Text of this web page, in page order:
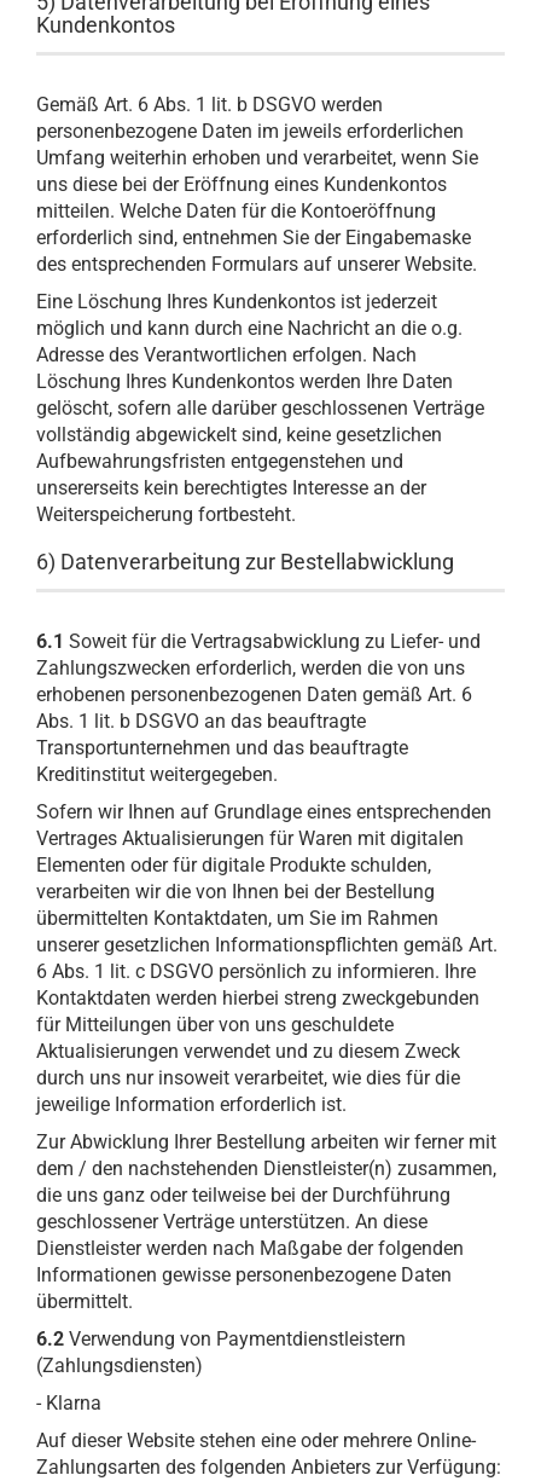
Kundenkontos
Gemäß Art. 6 Abs. 1 lit. b DSGVO werden
personenbezogene Daten im jeweils erforderlichen
Umfang weiterhin erhoben und verarbeitet, wenn Sie
uns diese bei der Eröffnung eines Kundenkontos
mitteilen. Welche Daten für die Kontoeröffnung
erforderlich sind, entnehmen Sie der Eingabemaske
des entsprechenden Formulars auf unserer Website.
Eine Löschung Ihres Kundenkontos ist jederzeit
möglich und kann durch eine Nachricht an die o.g.
Adresse des Verantwortlichen erfolgen. Nach
Löschung Ihres Kundenkontos werden Ihre Daten
gelöscht, sofern alle darüber geschlossenen Verträge
vollständig abgewickelt sind, keine gesetzlichen
Aufbewahrungsfristen entgegenstehen und
unsererseits kein berechtigtes Interesse an der
Weiterspeicherung fortbesteht.
6) Datenverarbeitung zur Bestellabwicklung
6.1 Soweit für die Vertragsabwicklung zu Liefer- und
Zahlungszwecken erforderlich, werden die von uns
erhobenen personenbezogenen Daten gemäß Art. 6
Abs. 1 lit. b DSGVO an das beauftragte
Transportunternehmen und das beauftragte
Kreditinstitut weitergegeben.
Sofern wir Ihnen auf Grundlage eines entsprechenden
Vertrages Aktualisierungen für Waren mit digitalen
Elementen oder für digitale Produkte schulden,
verarbeiten wir die von Ihnen bei der Bestellung
übermittelten Kontaktdaten, um Sie im Rahmen
unserer gesetzlichen Informationspflichten gemäß Art.
6 Abs. 1 lit. c DSGVO persönlich zu informieren. Ihre
Kontaktdaten werden hierbei streng zweckgebunden
für Mitteilungen über von uns geschuldete
Aktualisierungen verwendet und zu diesem Zweck
durch uns nur insoweit verarbeitet, wie dies für die
jeweilige Information erforderlich ist.
Zur Abwicklung Ihrer Bestellung arbeiten wir ferner mit
dem / den nachstehenden Dienstleister(n) zusammen,
die uns ganz oder teilweise bei der Durchführung
geschlossener Verträge unterstützen. An diese
Dienstleister werden nach Maßgabe der folgenden
Informationen gewisse personenbezogene Daten
übermittelt.
6.2 Verwendung von Paymentdienstleistern
(Zahlungsdiensten)
- Klarna
Auf dieser Website stehen eine oder mehrere Online-
Zahlungsarten des folgenden Anbieters zur Verfügung: